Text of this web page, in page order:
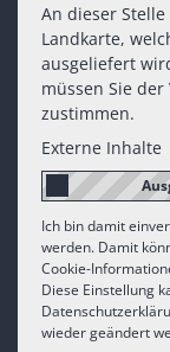
An dieser
Landkarte,
ausgeliefert
müssen Sie
zustimmen.
Externe Inhalte
Ich bin damit
werden. Damit
Cookie-
Diese Einstellung
wieder geändert